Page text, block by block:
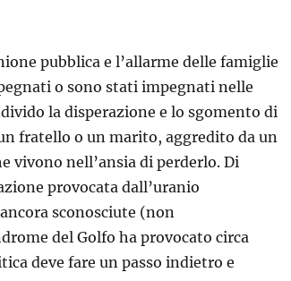
pubblica e l’allarme delle famiglie
o sono stati impegnati nelle
la disperazione e lo sgomento di
fratello o un marito, aggredito da un
vivono nell’ansia di perderlo. Di
provocata dall’uranio
sconosciute (non
del Golfo ha provocato circa
deve fare un passo indietro e